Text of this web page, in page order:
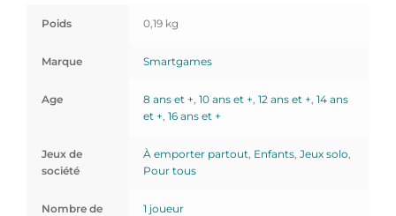
Poids 0,19 kg
Marque Smartgames
Age 8 ans et + 10 ans et + 12 ans et + 14 ans
et + 16 ans et +
Jeux de
société
À emporter partout Enfants, Jeux solo
Pour tous
Nombre de
1 joueur